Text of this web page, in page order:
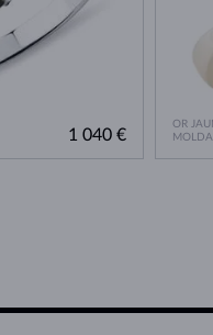
1 040 €
OR